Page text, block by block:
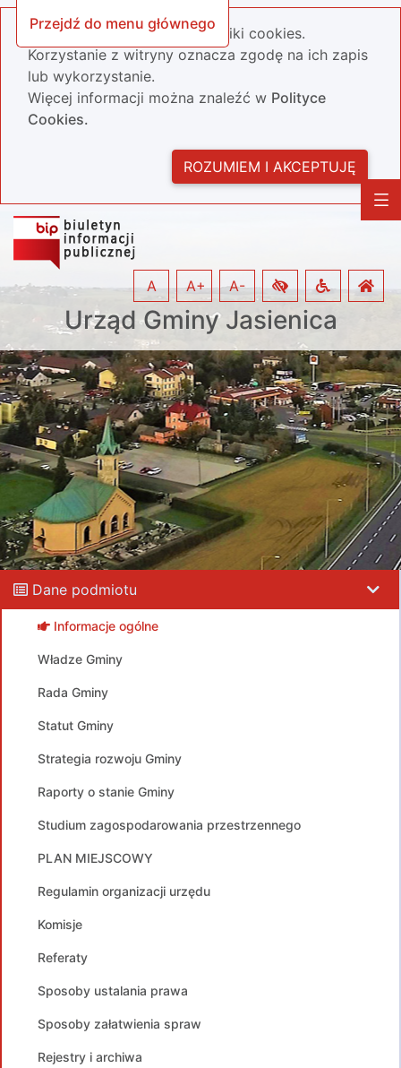
Przejdź do menu głównego
Nasza strona wykorzystuje pliki cookies.
Korzystanie z witryny oznacza zgodę na ich zapis
lub wykorzystanie.
Więcej informacji można znaleźć w Polityce
Cookies.
ROZUMIEM I AKCEPTUJĘ
Urząd Gminy Jasienica
A A+ A-
Dane podmiotu
Informacje ogólne
Władze Gminy
Rada Gminy
Statut Gminy
Strategia rozwoju Gminy
Raporty o stanie Gminy
Studium zagospodarowania przestrzennego
PLAN MIEJSCOWY
Regulamin organizacji urzędu
Komisje
Referaty
Sposoby ustalania prawa
Sposoby załatwienia spraw
Rejestry i archiwa